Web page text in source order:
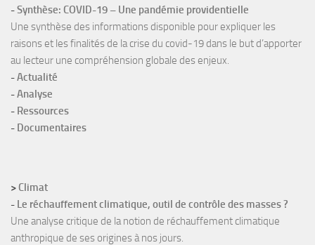
-Synthèse: COVID-19 – Une pandémie providentielle
Une synthèse des informations disponible pour expliquer les
raisons et les finalités de la crise du covid-19 dans le but d’apporter
au lecteur une compréhension globale des enjeux.
-Actualité
-Analyse
- Ressources
- Documentaires
>Climat
- Le réchauffement climatique, outil de contrôle des masses ?
Une analyse critique de la notion de réchauffement climatique
anthropique de ses origines à nos jours.